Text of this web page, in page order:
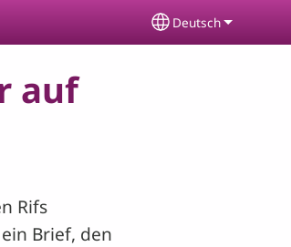
Select your
Deutsch
auf
Rifs
ein Brief, den